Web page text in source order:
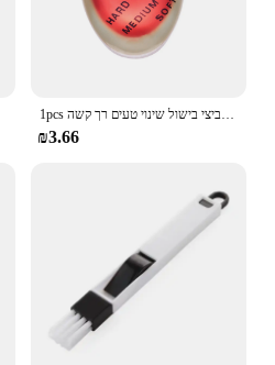
1pcs ביצה טיימר מטבח אלקטרוניקה גאדג 'טים צבע ביצי בישול שינוי טעים רך קשה
₪3.66